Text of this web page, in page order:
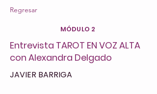
Regresar
MÓDULO 2
Entrevista TAROT EN VOZ ALTA
con Alexandra Delgado
JAVIER BARRIGA